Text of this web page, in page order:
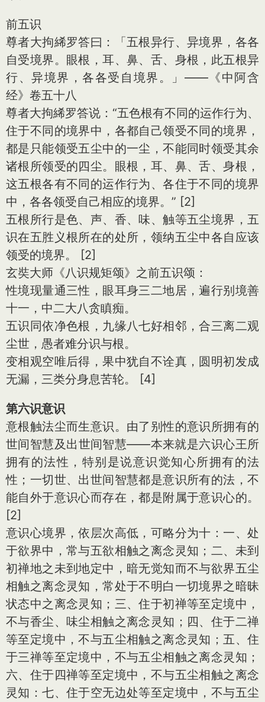
前五识
尊者大拘絺罗答曰：「五根异行、异境界，各各
自受境界。眼根，耳、鼻、舌、身根，此五根异
行、异境界，各各受自境界。」——《中阿含
经》卷五十八
尊者大拘絺罗答说：“五色根有不同的运作行为、
住于不同的境界中，各都自己领受不同的境界，
都是只能领受五尘中的一尘，不能同时领受其余
诸根所领受的四尘。眼根，耳、鼻、舌、身根，
这五根各有不同的运作行为、各住于不同的境界
中，各各领受自己相应的境界。” [2]
五根所行是色、声、香、味、触等五尘境界，五
识在五胜义根所在的处所，领纳五尘中各自应该
领受的境界。 [2]
玄奘大师《八识规矩颂》之前五识颂：
性境现量通三性，眼耳身三二地居，遍行别境善
十一，中二大八贪瞋痴。
五识同依净色根，九缘八七好相邻，合三离二观
尘世，愚者难分识与根。
变相观空唯后得，果中犹自不诠真，圆明初发成
无漏，三类分身息苦轮。 [4]
第六识意识
意根触法尘而生意识。由了别性的意识所拥有的
世间智慧及出世间智慧——本来就是六识心王所
拥有的法性，特别是说意识觉知心所拥有的法
性；一切世、出世间智慧都是意识所有的法，不
能自外于意识心而存在，都是附属于意识心的。
[2]
意识心境界，依层次高低，可略分为十：一、处
于欲界中，常与五欲相触之离念灵知；二、未到
初禅地之未到地定中，暗无觉知而不与欲界五尘
相触之离念灵知，常处于不明白一切境界之暗昧
状态中之离念灵知；三、住于初禅等至定境中，
不与香尘、味尘相触之离念灵知；四、住于二禅
等至定境中，不与五尘相触之离念灵知；五、住
于三禅等至定境中，不与五尘相触之离念灵知；
六、住于四禅等至定境中，不与五尘相触之离念
灵知：七、住于空无边处等至定境中，不与五尘